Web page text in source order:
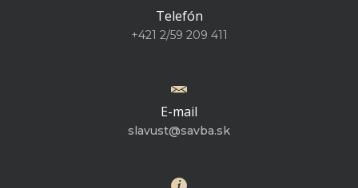
Telefón
+421 2/59 209 411
E-mail
slavust@savba.sk